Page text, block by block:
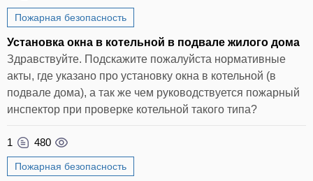
Пожарная безопасность
Установка окна в котельной в подвале жилого дома
Здравствуйте. Подскажите пожалуйста нормативные
акты, где указано про установку окна в котельной (в
подвале дома), а так же чем руководствуется пожарный
инспектор при проверке котельной такого типа?
1 480
Пожарная безопасность